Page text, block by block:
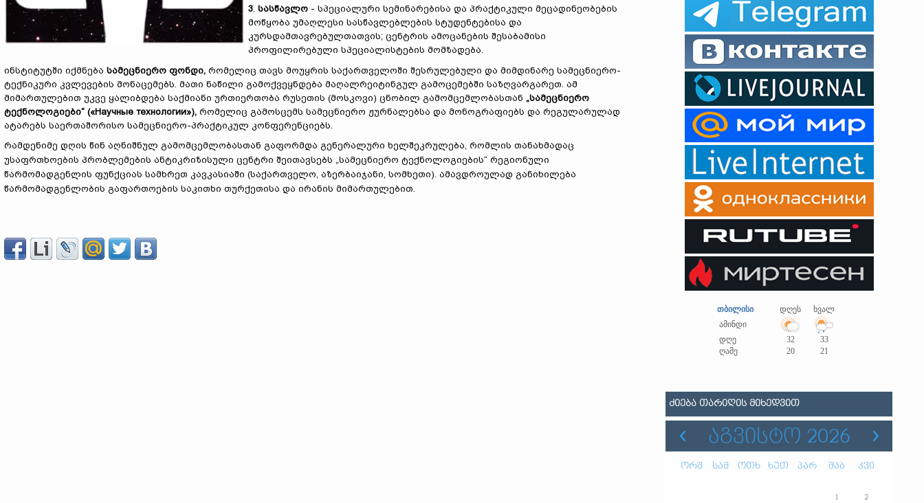
3. სასწავლო - სპეციალური სემინარებისა და პრაქტიკული მეცადინეობების
მოწყობა უმაღლესი სასწავლებლების სტუდენტებისა და
კურსდამთავრებულთათვის; ცენტრის ამოცანების შესაბამისი
პროფილირებული სპეციალისტების მომზადება.
ინსტიტუტში იქმნება სამეცნიერო ფონდი, რომელიც თავს მოუყრის საქართველოში შესრულებული და მიმდინარე სამეცნიერო-
ტექნიკური კვლევების მონაცემებს. მათი ნაწილი გამოქვეყნდება მაღალრეიტინგულ გამოცემებში საზღვარგარეთ. ამ
მიმართულებით უკვე ყალიბდება საქმიანი ურთიერთობა რუსეთის (მოსკოვი) ცნობილ გამომცემლობასთან „სამეცნიერო
ტექნოლოგიები“ («Научные технологии»), რომელიც გამოსცემს სამეცნიერო ჟურნალებსა და მონოგრაფიებს და რეგულარულად
ატარებს საერთაშორისო სამეცნიერო-პრაქტიკულ კონფერენციებს.
რამდენიმე დღის წინ აღნიშნულ გამომცემლობასთან გაფორმდა გენერალური ხელშეკრულება, რომლის თანახმადაც
უსაფრთხოების პრობლემების ანტიკრიზისული ცენტრი შეითავსებს „სამეცნიერო ტექნოლოგიების“ რეგიონული
წარმომადგენლის ფუნქციას სამხრეთ კავკასიაში (საქართველო, აზერბაიჯანი, სომხეთი). ამავდროულად განიხილება
წარმომადგენლობის გაფართოების საკითხი თურქეთისა და ირანის მიმართულებით.
თბილისი დღეს
ხვალ
ამინდი
დღე
32
33
ღამე
20 21
ᲫᲘᲔᲑᲐ ᲗᲐᲠᲘᲦᲘᲡ ᲛᲘᲮᲔᲓᲕᲘᲗ
ᲐᲒᲕᲘᲡᲢᲝ 2026
ორშ სამ ოთხ ხუთ პარ შაბ კვი
1 2